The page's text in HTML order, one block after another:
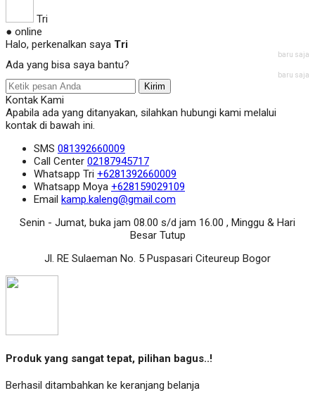
Tri
● online
Halo, perkenalkan saya Tri
baru saja
Ada yang bisa saya bantu?
baru saja
Kirim
Kontak Kami
Apabila ada yang ditanyakan, silahkan hubungi kami melalui
kontak di bawah ini.
SMS 081392660009
Call Center 02187945717
Whatsapp Tri +6281392660009
Whatsapp Moya +628159029109
Email kamp.kaleng@gmail.com
Senin - Jumat, buka jam 08.00 s/d jam 16.00 , Minggu & Hari
Besar Tutup
Jl. RE Sulaeman No. 5 Puspasari Citeureup Bogor
Produk yang sangat tepat, pilihan bagus..!
Berhasil ditambahkan ke keranjang belanja